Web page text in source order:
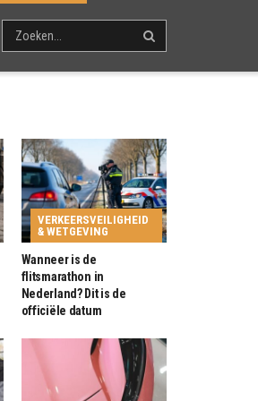
VERKEERSVEILIGHEID
& WETGEVING
Wanneer is de
flitsmarathon in
Nederland? Dit is de
officiële datum